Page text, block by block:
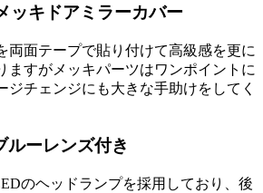
ッキドアミラーカバー
両面テープで貼り付けて高級感を更に
ますがメッキパーツはワンポイントに
ジチェンジにも大きな手助けをしてく
ーレンズ付き
のヘッドランプを採用しており、後